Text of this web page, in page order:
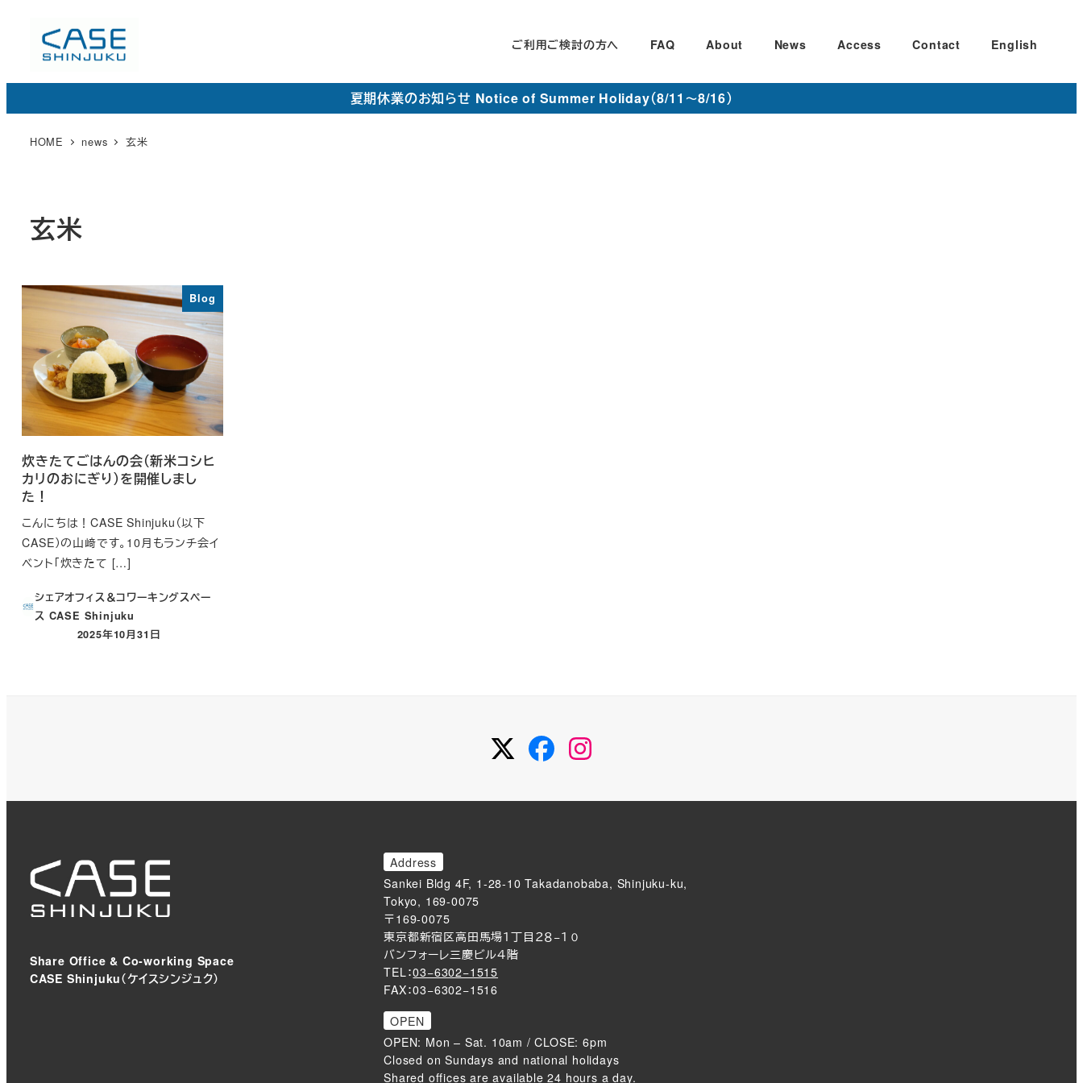
コ
ご利用ご検討の方へ FAQ About News Access Contact English
夏期休業のお知らせ Notice of Summer Holiday（8/11～8/16）
HOME news 玄米
玄米
Blog
炊きたてごはんの会（新米コシヒ
カリのおにぎり）を開催しまし
た！
こんにちは！CASE Shinjuku（以下
CASE）の山﨑です。10月もランチ会イ
ベント「炊きたて […]
シェアオフィス＆コワーキングスペー
ス CASE Shinjuku
投稿日
2025年10月31日
TwitterFacebook
Share Office & Co-working Space
CASE Shinjuku（ケイスシンジュク）
Address
Sankei Bldg 4F, 1-28-10 Takadanobaba, Shinjuku-ku,
Tokyo, 169-0075
〒169-0075
東京都新宿区高田馬場１丁目２８−１０
バンフォーレ三慶ビル４階
TEL：03−6302−1515
FAX：03−6302−1516
OPEN
OPEN: Mon – Sat. 10am / CLOSE: 6pm
Closed on Sundays and national holidays
Shared offices are available 24 hours a day.